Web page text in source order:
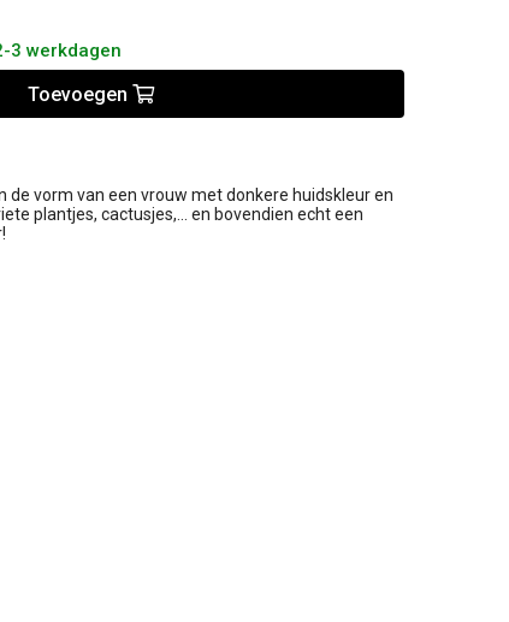
3 werkdagen
Toevoegen
de vorm van een vrouw met donkere huidskleur en
plantjes, cactusjes,... en bovendien echt een